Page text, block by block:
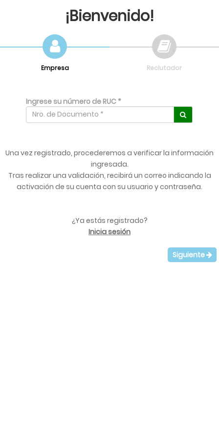
¡Bienvenido!
Empresa Reclutador
Ingrese su número de RUC *
Una vez registrado, procederemos a verificar la información
ingresada.
Tras realizar una validación, recibirá un correo indicando la
activación de su cuenta con su usuario y contraseña.
¿Ya estás registrado?
Inicia sesión
Siguiente